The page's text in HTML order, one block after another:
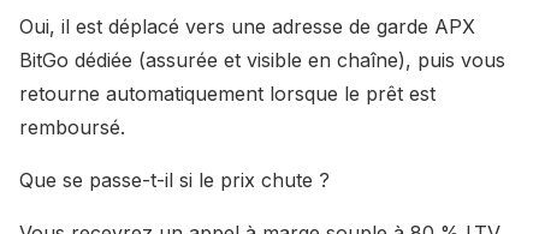
Oui, il est déplacé vers une adresse de garde APX
BitGo dédiée (assurée et visible en chaîne), puis vous
retourne automatiquement lorsque le prêt est
remboursé.
Que se passe-t-il si le prix chute ?